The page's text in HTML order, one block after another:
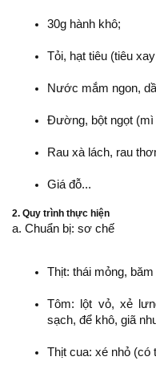
30g hành khô;
Tỏi, hạt tiêu (tiêu
Nước mắm ngon,
Đường, bột ngọt (mì
Rau xà lách, rau
Giá đỗ...
2. Quy trình thực hiện
a. Chuẩn bị: sơ chế
Thịt: thái mỏng, băm
Tôm: lột vỏ, xẻ
sạch, để khô, giã
Thịt cua: xé nhỏ (có